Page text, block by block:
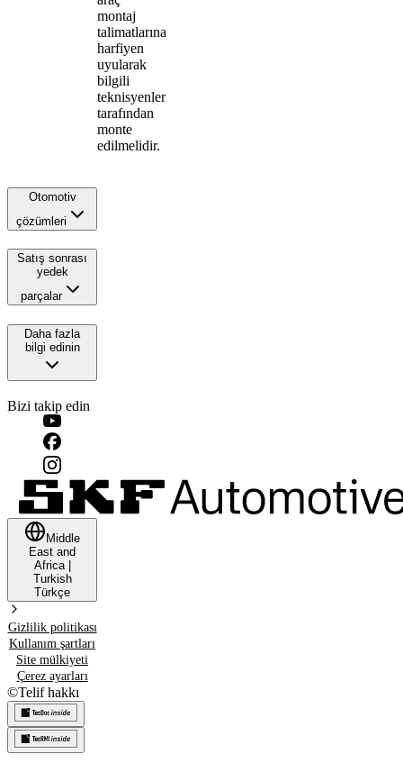
montaj
talimatlarına
harfiyen
uyularak
bilgili
teknisyenler
tarafından
monte
edilmelidir.
Otomotiv
çözümleri
Satış sonrası
yedek
parçalar
Daha fazla
bilgi edinin
Bizi takip edin
Middle
East and
Africa|
Turkish
Türkçe
Gizlilik politikası
Kullanım şartları
Site mülkiyeti
Çerez ayarları
©Telif hakkı